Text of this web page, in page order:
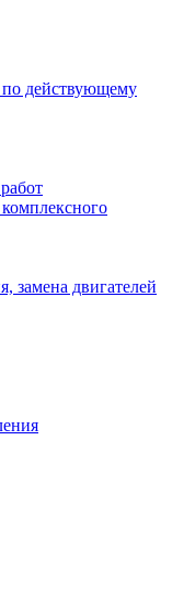
действующему
замена двигателей